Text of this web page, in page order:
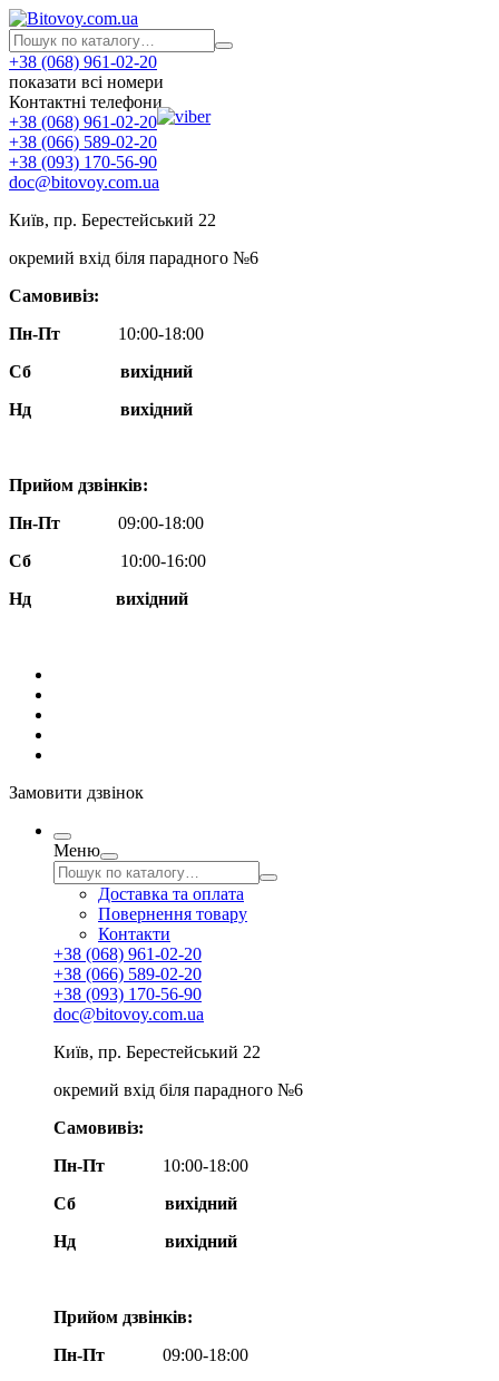
+38 (068) 961-02-20
показати всі номери
Контактні телефони
+38 (068) 961-02-20
+38 (066) 589-02-20
+38 (093) 170-56-90
doc@bitovoy.com.ua
Київ, пр. Берестейський 22
окремий вхід біля парадного №6
Самовивіз:
Пн-Пт
10:00-18:00
Сб
вихідний
Нд
вихідний
Прийом дзвінків:
Пн-Пт
09:00-18:00
Сб
10:00-16:00
Нд вихідний
Замовити дзвінок
Меню
Доставка та оплата
Повернення товару
Контакти
+38 (068) 961-02-20
+38 (066) 589-02-20
+38 (093) 170-56-90
doc@bitovoy.com.ua
Київ, пр. Берестейський 22
окремий вхід біля парадного №6
Самовивіз:
Пн-Пт
10:00-18:00
Сб
вихідний
Нд
вихідний
Прийом дзвінків:
Пн-Пт
09:00-18:00